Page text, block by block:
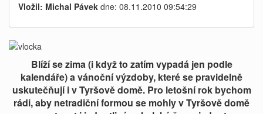
Vložil: Michal Pávek dne: 08.11.2010 09:54:29
Blíží se zima (i když to zatím vypadá jen podle
kalendáře) a vánoční výzdoby, které se pravidelně
uskutečňují i v Tyršově domě. Pro letošní rok bychom
rádi, aby netradiční formou se mohly v Tyršově domě